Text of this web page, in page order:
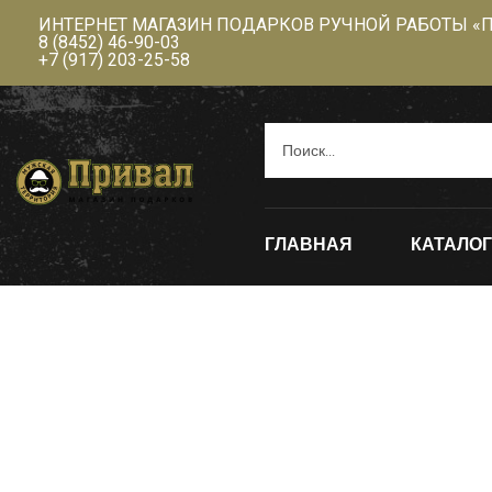
ИНТЕРНЕТ МАГАЗИН ПОДАРКОВ РУЧНОЙ РАБОТЫ
8 (8452) 46-90-03
+7 (917) 203-25-58
ГЛАВНАЯ КАТАЛОГ